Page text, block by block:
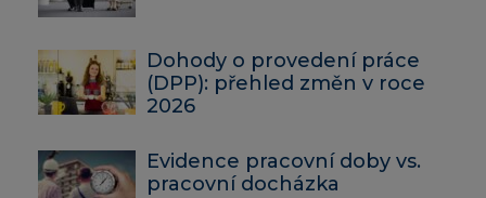
Dohody o provedení práce
(DPP): přehled změn v roce
2026
Evidence pracovní doby vs.
pracovní docházka